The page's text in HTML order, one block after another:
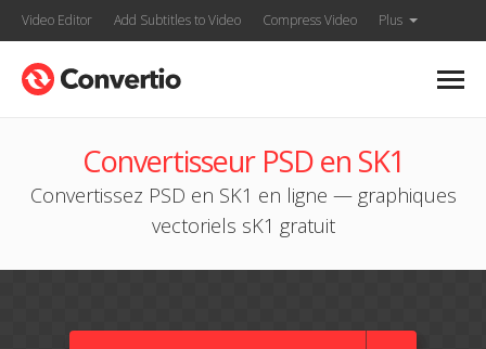
Video Editor Add Subtitles to Video Compress Video Plus
Convertisseur PSD en SK1
Convertissez PSD en SK1 en ligne — graphiques
vectoriels sK1 gratuit